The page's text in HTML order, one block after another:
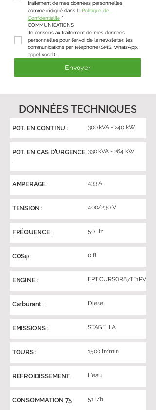
traitement de mes données personnelles
comme indiqué dans la Politique de
Confidentialité *
COMMUNICATIONS
Je consens au traitement de mes données
personnelles pour l’envoi de la newsletter, les
communications par téléphone (SMS, WhatsApp,
appel vocal).
Envoyer
DONNÉES TECHNIQUES
POT. EN CONTINU : 300 kVA - 240 kW
POT. EN CAS D'URGENCE
:
330 kVA - 264 kW
AMPERAGE : 433 A
TENSION : 400/230 V
FRÉQUENCE : 50 Hz
COSφ : 0,8
ENGINE : FPT CURSOR87TE1PV
Carburant : Diesel
EMISSIONS : STAGE IIIA
TOURS : 1500 tr/min
REFROIDISSEMENT : L'eau
CONSOMMATION 75 51 l/h